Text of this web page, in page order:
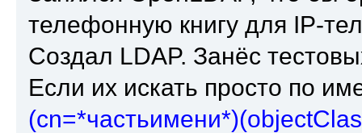
телефонную книгу для IP-
Создал LDAP. Занёс
Если их искать просто по